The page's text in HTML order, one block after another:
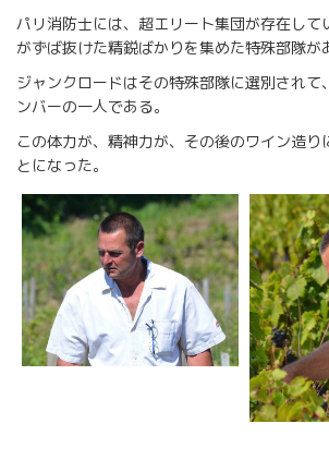
パリ消防士には、超エリート集団が存在して
がずば抜けた精鋭ばかりを集めた特殊部隊が
ジャンクロードはその特殊部隊に選別されて
ンバーの一人である。
この体力が、精神力が、その後のワイン造り
とになった。